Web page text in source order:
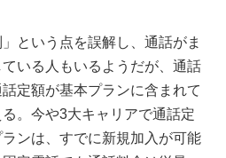
という点を誤解し、通話がま
いる人もいるようだが、通話
定額が基本プランに含まれて
。今や3大キャリアで通話定
ンは、すでに新規加入が可能